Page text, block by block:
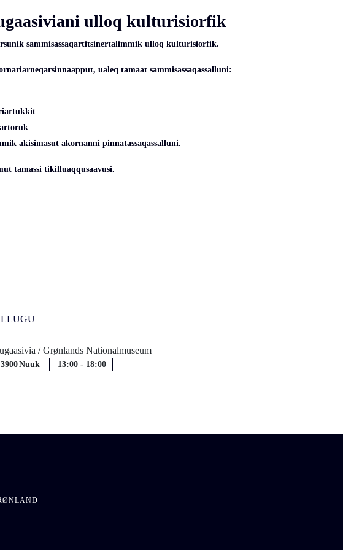
ulloq kulturisiorfik
sammisassaqartitsinertalimmik ulloq kulturisiorfik.
ualeq tamaat sammisassaqassalluni:
akisimasut akornanni pinnatassaqassalluni.
tamassi tikilluaqqusaavusi.
/ Grønlands Nationalmuseum
3900Nuuk 13:00 - 18:00